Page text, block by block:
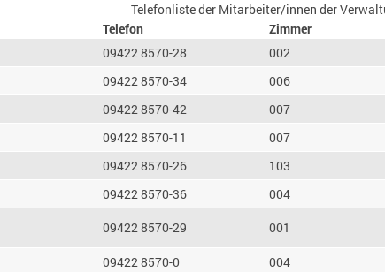
Telefonliste der Mitarbeiter/innen der
Telefon Zimmer
09422 8570-28 002
09422 8570-34 006
09422 8570-42 007
09422 8570-11 007
09422 8570-26 103
09422 8570-36 004
09422 8570-29 001
09422 8570-0 004